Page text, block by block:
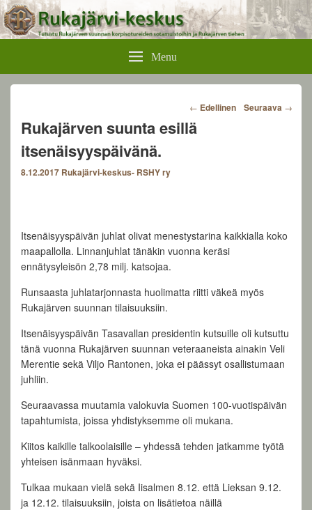
Rukajärvikeskus
Menu
Post
navigation
← Edellinen Seuraava →
Rukajärven suunta esillä
itsenäisyyspäivänä.
8.12.2017 Rukajärvi-keskus- RSHY ry
Itsenäisyyspäivän juhlat olivat menestystarina kaikkialla koko
maapallolla. Linnanjuhlat tänäkin vuonna keräsi
ennätysyleisön 2,78 milj. katsojaa.
Runsaasta juhlatarjonnasta huolimatta riitti väkeä myös
Rukajärven suunnan tilaisuuksiin.
Itsenäisyyspäivän Tasavallan presidentin kutsuille oli kutsuttu
tänä vuonna Rukajärven suunnan veteraaneista ainakin Veli
Merentie sekä Viljo Rantonen, joka ei päässyt osallistumaan
juhliin.
Seuraavassa muutamia valokuvia Suomen 100-vuotispäivän
tapahtumista, joissa yhdistyksemme oli mukana.
Kiitos kaikille talkoolaisille – yhdessä tehden jatkamme työtä
yhteisen isänmaan hyväksi.
Tulkaa mukaan vielä sekä Iisalmen 8.12. että Lieksan 9.12.
ja 12.12. tilaisuuksiin, joista on lisätietoa näillä